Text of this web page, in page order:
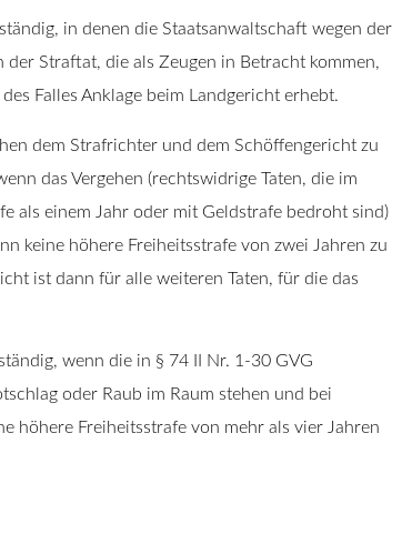
in denen die Staatsanwaltschaft wegen der
Straftat, die als Zeugen in Betracht kommen,
Falles Anklage beim Landgericht erhebt.
dem Strafrichter und dem Schöffengericht zu
das Vergehen (rechtswidrige Taten, die im
als einem Jahr oder mit Geldstrafe bedroht sind)
keine höhere Freiheitsstrafe von zwei Jahren zu
ist dann für alle weiteren Taten, für die das
wenn die in § 74 II Nr. 1-30 GVG
oder Raub im Raum stehen und bei
höhere Freiheitsstrafe von mehr als vier Jahren